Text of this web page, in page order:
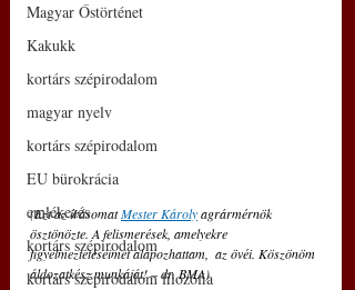
Magyar Őstörténet
Kakukk
kortárs szépirodalom
magyar nyelv
kortárs szépirodalom
EU bürokrácia
emlékezés
kortárs szépirodalom
kortárs szépirodalom filozófia
(Ezt az írásomat Mester Károly agrármérnök
ösztönözte. A felismerések, amelyekre
figyelmeztetéseimet alapozhattam,  az övéi. Köszönöm
áldozatkész munkáját! – dr. BMA)